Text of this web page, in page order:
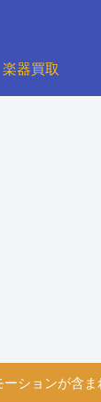
楽器買取
ションが含ま